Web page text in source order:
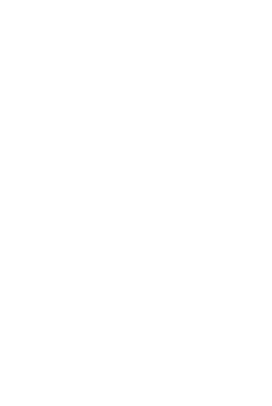
ils sont intégrés à l'alimentation, plus ils
cette masse musculaire. En alliant les
une meilleure récupération et d'atteindre
des compléments alimentaires pour
pas en reste car il existe des gammes de
et sans calorie. Il est possible de se procurer
par exemple.
prendre ?